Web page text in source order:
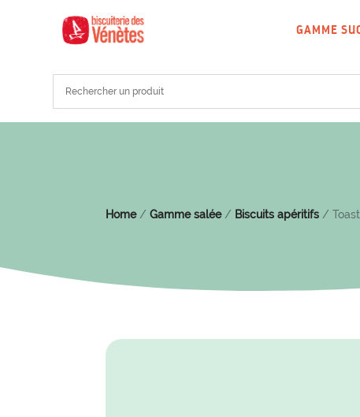
GAMME
Home/Gamme salée/ Biscuits apéritifs /